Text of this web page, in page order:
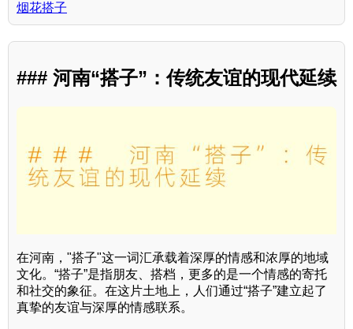
烟花搭子
### 河南“搭子”：传统友谊的现代延续
在河南，"搭子"这一词汇承载着深厚的情感和浓厚的地域
文化。“搭子”是指朋友、搭档，更多的是一个情感的寄托
和社交的象征。在这片土地上，人们通过“搭子”建立起了
真挚的友谊与深厚的情感联系。